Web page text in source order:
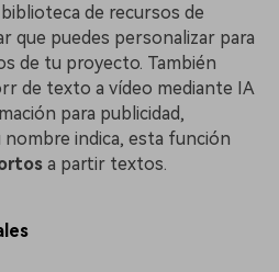
de recursos de
que puedes personalizar para
de tu proyecto. También
de texto a vídeo mediante IA
para publicidad,
indica, esta función
a partir textos.